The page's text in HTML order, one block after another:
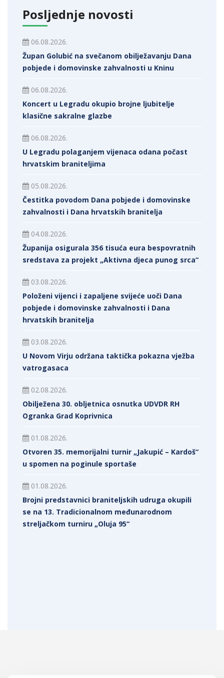
Posljednje novosti
06.08.2026.
Župan Golubić na svečanom obilježavanju Dana
pobjede i domovinske zahvalnosti u Kninu
06.08.2026.
Koncert u Legradu okupio brojne ljubitelje
klasične sakralne glazbe
06.08.2026.
U Legradu polaganjem vijenaca odana počast
hrvatskim braniteljima
05.08.2026.
Čestitka povodom Dana pobjede i domovinske
zahvalnosti i Dana hrvatskih branitelja
04.08.2026.
Županija osigurala 356 tisuća eura bespovratnih
sredstava za projekt „Aktivna djeca punog srca“
03.08.2026.
Položeni vijenci i zapaljene svijeće uoči Dana
pobjede i domovinske zahvalnosti i Dana
hrvatskih branitelja
03.08.2026.
U Novom Virju održana taktička pokazna vježba
vatrogasaca
02.08.2026.
Obilježena 30. obljetnica osnutka UDVDR RH
Ogranka Grad Koprivnica
01.08.2026.
Otvoren 35. memorijalni turnir „Jakupić – Kardoš“
u spomen na poginule sportaše
01.08.2026.
Brojni predstavnici braniteljskih udruga okupili
se na 13. Tradicionalnom međunarodnom
streljačkom turniru „Oluja 95“